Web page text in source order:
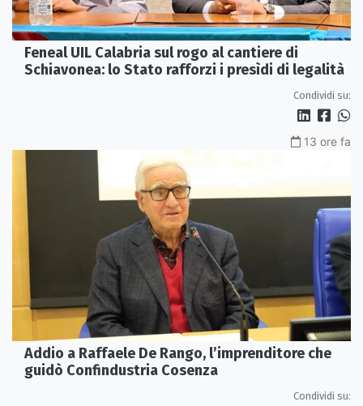
Feneal UIL Calabria sul rogo al cantiere di
Schiavonea: lo Stato rafforzi i presìdi di legalità
Condividi su:
13 ore fa
Addio a Raffaele De Rango, l’imprenditore che
guidò Confindustria Cosenza
Condividi su: